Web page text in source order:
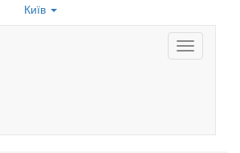
Київ
Toggle
navigation